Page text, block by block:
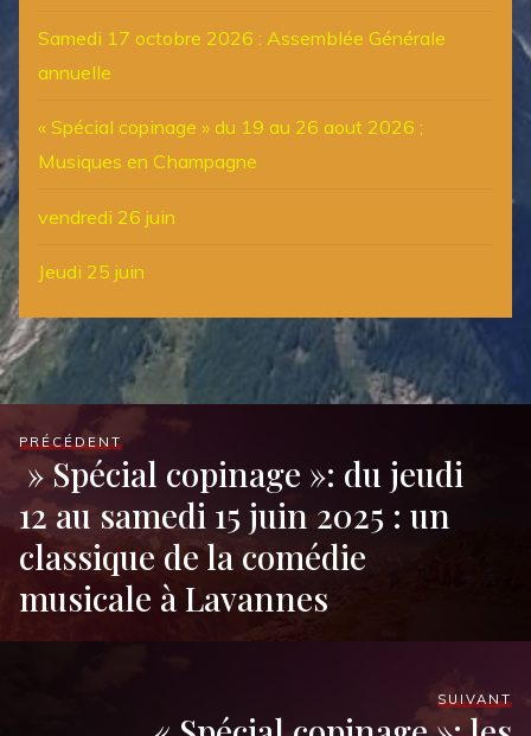
Samedi 17 octobre 2026 : Assemblée Générale
annuelle
« Spécial copinage » du 19 au 26 aout 2026 ;
Musiques en Champagne
vendredi 26 juin
Jeudi 25 juin
PRÉCÉDENT
» Spécial copinage »: du jeudi
12 au samedi 15 juin 2025 : un
classique de la comédie
musicale à Lavannes
SUIVANT